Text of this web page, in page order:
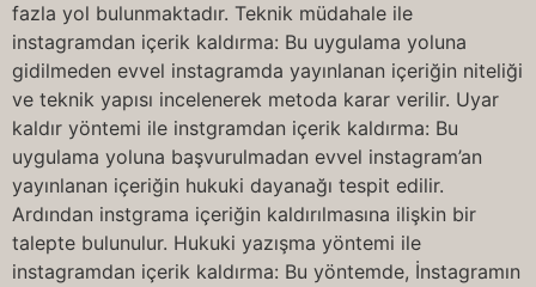
fazla yol bulunmaktadır. Teknik müdahale ile
instagramdan içerik kaldırma: Bu uygulama yoluna
gidilmeden evvel instagramda yayınlanan içeriğin niteliği
ve teknik yapısı incelenerek metoda karar verilir. Uyar
kaldır yöntemi ile instgramdan içerik kaldırma: Bu
uygulama yoluna başvurulmadan evvel instagram’an
yayınlanan içeriğin hukuki dayanağı tespit edilir.
Ardından instgrama içeriğin kaldırılmasına ilişkin bir
talepte bulunulur. Hukuki yazışma yöntemi ile
instagramdan içerik kaldırma: Bu yöntemde, İnstagramın